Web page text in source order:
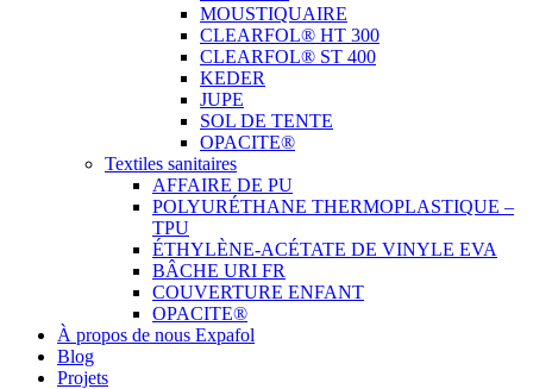
MOUSTIQUAIRE
CLEARFOL® HT 300
CLEARFOL® ST 400
KEDER
JUPE
SOL DE TENTE
OPACITE®
Textiles sanitaires
AFFAIRE DE PU
POLYURÉTHANE THERMOPLASTIQUE –
TPU
ÉTHYLÈNE-ACÉTATE DE VINYLE EVA
BÂCHE URI FR
COUVERTURE ENFANT
OPACITE®
À propos de nous Expafol
Blog
Projets